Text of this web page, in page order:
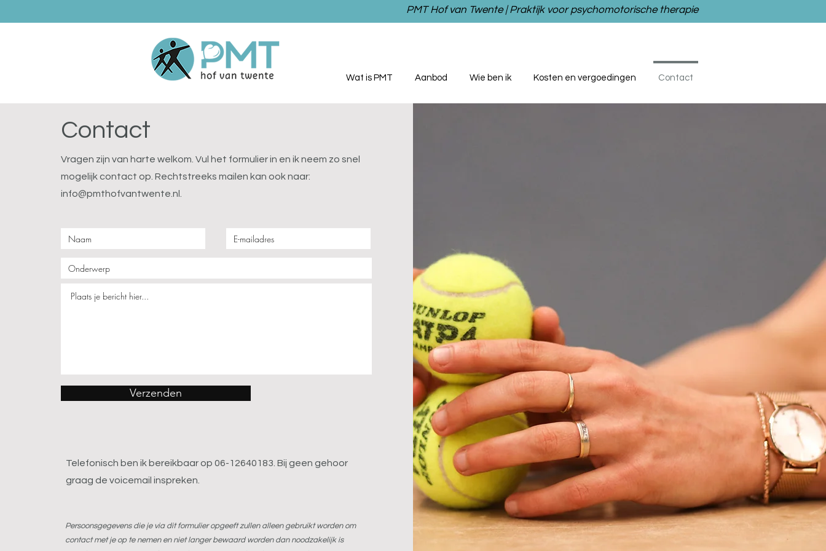
PMT Hof van Twente | Praktijk voor psychomotorische therapie
Wat is PMT Aanbod Wie ben ik Kosten en vergoedingen Contact
Contact
Vragen zijn van harte welkom. Vul het formulier in en ik neem zo snel
mogelijk contact op. Rechtstreeks mailen kan ook naar:
info@pmthofvantwente.nl
Verzenden
Telefonisch ben ik bereikbaar op 06-12640183. Bij geen gehoor
graag de voicemail inspreken.
Persoonsgegevens die je via dit formulier opgeeft zullen alleen gebruikt worden om
contact met je op te nemen en niet langer bewaard worden dan noodzakelijk is